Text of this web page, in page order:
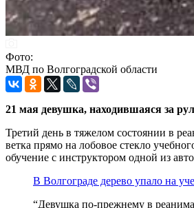
Фото:
МВД по Волгоградской области
21 мая девушка, находившаяся за
Третий день в тяжелом состоянии в
ветка прямо на лобовое стекло
обучение с инструктором одной из
В Волгограде дерево упало на
“Девушка по-прежнему в